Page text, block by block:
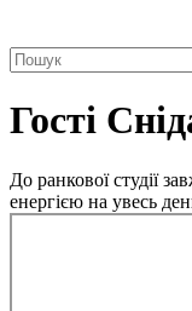
Гості
До ранкової студії
енергією на увесь